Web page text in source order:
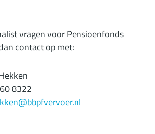
vragen voor Pensioenfonds
contact op met:
8322